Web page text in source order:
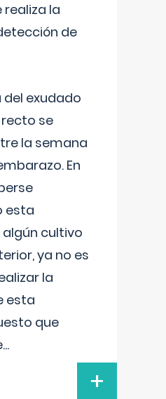
realiza la
de
del exudado
se
la semana
En
esta
cultivo
ya no es
la
esta
que
...
+